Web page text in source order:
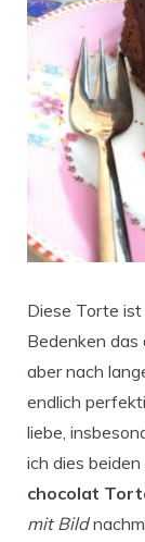
Diese Torte
Bedenken das
aber nach
endlich
liebe,
ich dies
chocolat
mit Bild